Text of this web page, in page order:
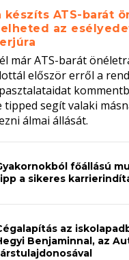
készíts ATS-barát
az
már ATS-barát
először erről a
tipped segít valaki
álmai állását.
főállású
a sikeres
az
Benjaminnal, az